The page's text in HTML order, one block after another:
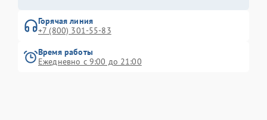
Горячая линия
+7 (800) 301-55-83
Время работы
Ежедневно с 9:00 до 21:00